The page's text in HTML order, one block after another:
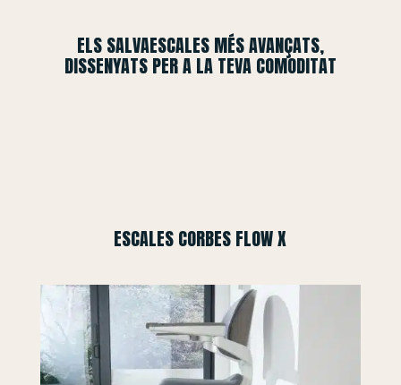
ELS SALVAESCALES MÉS AVANÇATS,
DISSENYATS PER A LA TEVA COMODITAT
ESCALES CORBES FLOW X